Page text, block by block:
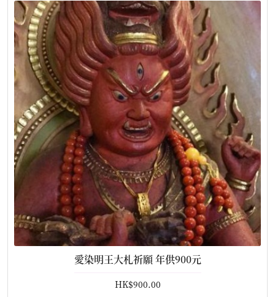
愛染明王大札祈願 年供900元
HK$900.00